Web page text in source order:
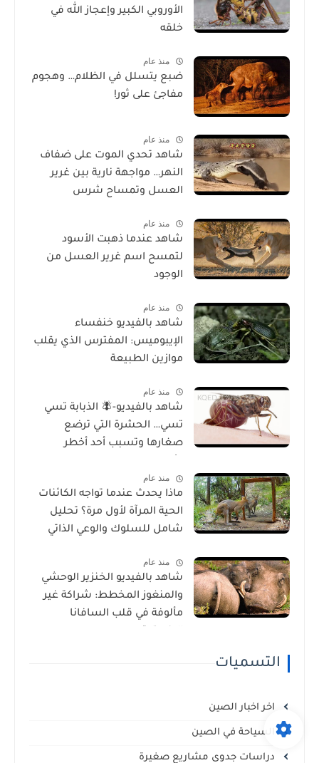
الأوروبي الكبير وإعجاز الله في
خلقه
منذ عام
ضبع يتسلل في الظلام… وهجوم
مفاجئ على ثور!
منذ عام
شاهد تحدي الموت على ضفاف
النهر… مواجهة نارية بين غرير
العسل وتمساح شرس
منذ عام
شاهد عندما ذهبت الأسود
لتمسح اسم غرير العسل من
الوجود
منذ عام
شاهد بالفيديو خنفساء
الإيبوميس: المفترس الذي يقلب
موازين الطبيعة
منذ عام
شاهد بالفيديو-🪰 الذبابة تسي
تسي… الحشرة التي ترضع
صغارها وتسبب أحد أخطر
منذ عام
ماذا يحدث عندما تواجه الكائنات
الحية المرآة لأول مرة؟ تحليل
شامل للسلوك والوعي الذاتي
منذ عام
شاهد بالفيديو الخنزير الوحشي
والمنغوز المخطط: شراكة غير
مألوفة في قلب السافانا
التسميات
اخر اخبار الصين
السياحة في الصين
دراسات جدوى مشاريع صغيرة